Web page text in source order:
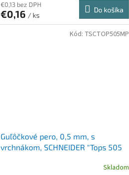
€0,13 bez DPH
€0,16 / ks
Do košíka
Guľôčkové pero, 0,5 mm, s
vrchnákom, SCHNEIDER "Tops 505
Skladom
Kód: TSCTOP505MP